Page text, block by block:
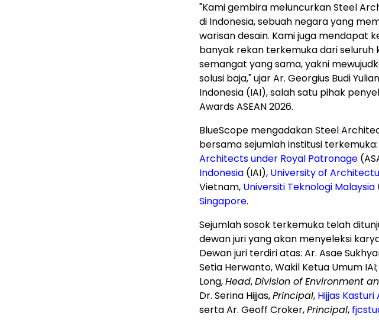
"Kami gembira meluncurkan Steel
di Indonesia, sebuah negara yang
warisan desain. Kami juga mendapat
banyak rekan terkemuka dari seluruh
semangat yang sama, yakni
solusi baja," ujar Ar. Georgius Budi
Indonesia (IAI), salah satu pihak
Awards ASEAN 2026.
BlueScope mengadakan Steel
bersama sejumlah institusi terkemuka:
Architects under Royal Patronage
Indonesia (IAI), University of
Vietnam, Universiti Teknologi Malaysia
Singapore.
Sejumlah sosok terkemuka telah
dewan juri yang akan menyeleksi
Dewan juri terdiri atas: Ar. Asae
Setia Herwanto, Wakil Ketua Umum IAI;
Long,Head,Division of Environment
Dr. Serina Hijjas,Principal, Hijjas Kasturi
serta Ar. Geoff Croker,Principal,